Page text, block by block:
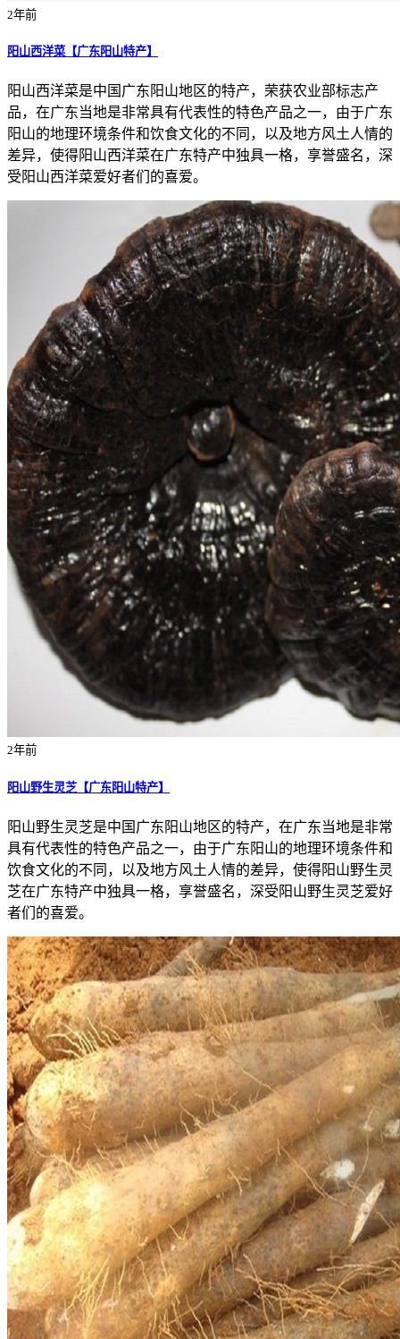
2年前
阳山西洋菜【广东阳山特产】
阳山西洋菜是中国广东阳山地区的特产，荣获农业部标志产
品，在广东当地是非常具有代表性的特色产品之一，由于广东
阳山的地理环境条件和饮食文化的不同，以及地方风土人情的
差异，使得阳山西洋菜在广东特产中独具一格，享誉盛名，深
受阳山西洋菜爱好者们的喜爱。
2年前
阳山野生灵芝【广东阳山特产】
阳山野生灵芝是中国广东阳山地区的特产，在广东当地是非常
具有代表性的特色产品之一，由于广东阳山的地理环境条件和
饮食文化的不同，以及地方风土人情的差异，使得阳山野生灵
芝在广东特产中独具一格，享誉盛名，深受阳山野生灵芝爱好
者们的喜爱。